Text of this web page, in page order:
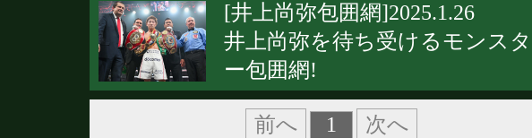
[井上尚弥包囲網]2025.1.26
井上尚弥を待ち受けるモンスタ
ー包囲網!
前へ 1 次へ